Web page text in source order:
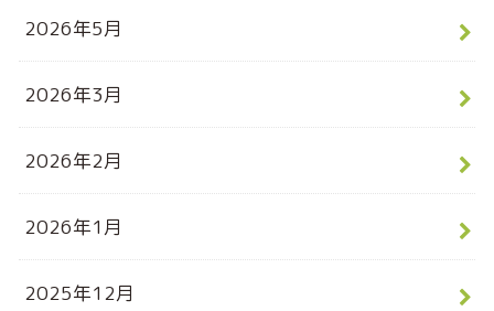
2026年5月
2026年3月
2026年2月
2026年1月
2025年12月